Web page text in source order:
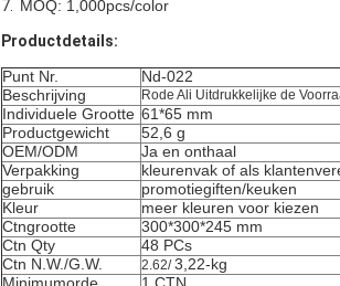
7. MOQ: 1,000pcs/color
Productdetails:
Punt Nr.
Nd-022
Beschrijving
Rode Ali Uitdrukkelijke de
Individuele Grootte 61*65 mm
Productgewicht
52,6 g
OEM/ODM
Ja en onthaal
Verpakking
kleurenvak of als
gebruik
promotiegiften/keuken
Kleur
meer kleuren voor kiezen
Ctngrootte
300*300*245 mm
Ctn Qty
48 PCs
Ctn N.W./G.W.
2.62/3,22-kg